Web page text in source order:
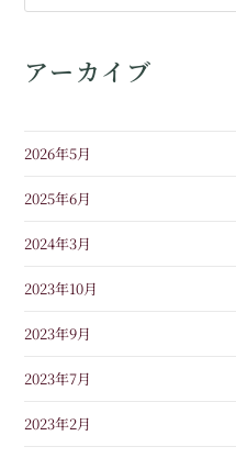
アーカイブ
2026年5月
2025年6月
2024年3月
2023年10月
2023年9月
2023年7月
2023年2月